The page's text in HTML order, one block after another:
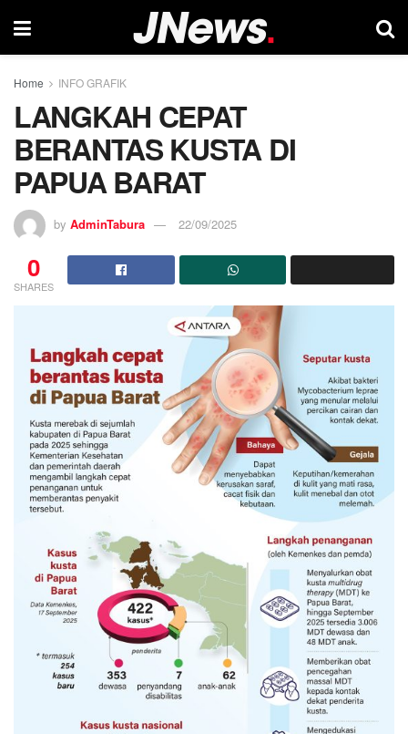
Home INFO GRAFIK
LANGKAH CEPAT
BERANTAS KUSTA DI
PAPUA BARAT
by AdminTabura 22/09/2025
0
SHARES